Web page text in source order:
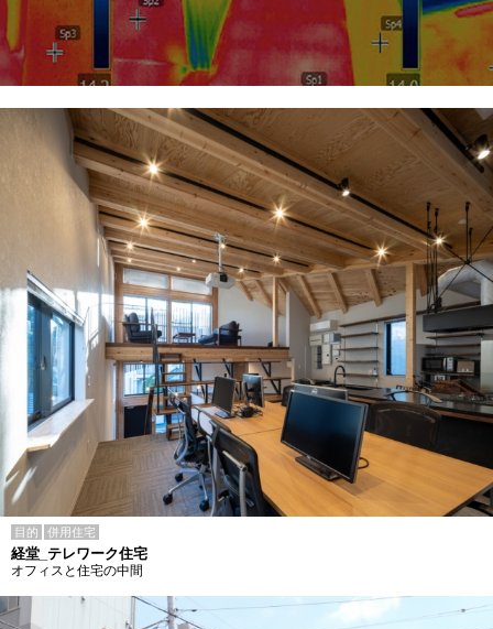
目的 併用住宅
経堂_テレワーク住宅
オフィスと住宅の中間